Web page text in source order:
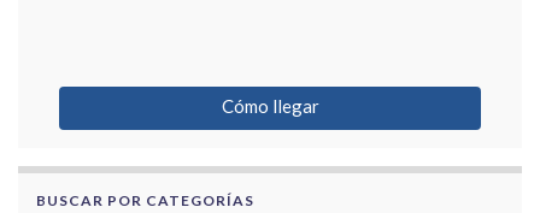
Cómo llegar
BUSCAR POR CATEGORÍAS